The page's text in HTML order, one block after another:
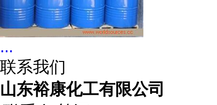
...
联系我们
山东裕康化工有限公司